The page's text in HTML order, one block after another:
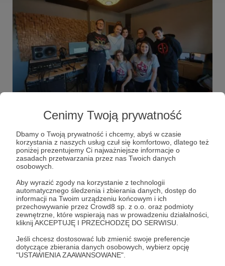
Cenimy Twoją prywatność
Dbamy o Twoją prywatność i chcemy, abyś w czasie
korzystania z naszych usług czuł się komfortowo, dlatego też
poniżej prezentujemy Ci najważniejsze informacje o
zasadach przetwarzania przez nas Twoich danych
osobowych.
Aby wyrazić zgody na korzystanie z technologii
automatycznego śledzenia i zbierania danych, dostęp do
informacji na Twoim urządzeniu końcowym i ich
przechowywanie przez Crowd8 sp. z o.o. oraz podmioty
zewnętrzne, które wspierają nas w prowadzeniu działalności,
kliknij AKCEPTUJĘ I PRZECHODZĘ DO SERWISU.
Jeśli chcesz dostosować lub zmienić swoje preferencje
dotyczące zbierania danych osobowych, wybierz opcję
"USTAWIENIA ZAAWANSOWANE".
18.02.2020 Brak komentarzy
"Rzućcie grosz Syrenie..."
zaśpiewałyśmy i nakręciłyśmy teledysk do słynnej ballady
"Toss a coin to your Witcher" <3 Miłego oglądania i niech
idzie w świat! ;)
warsawsirens americanfootball playlikeagirl